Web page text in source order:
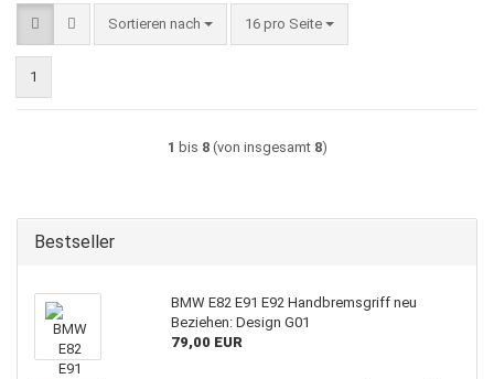
Sortieren nach
Sortieren nach 16 pro Seite
pro Seite
1
1 bis 8(von insgesamt 8)
Bestseller
BMW E82 E91 E92 Handbremsgriff neu
Beziehen: Design G01
79,00 EUR